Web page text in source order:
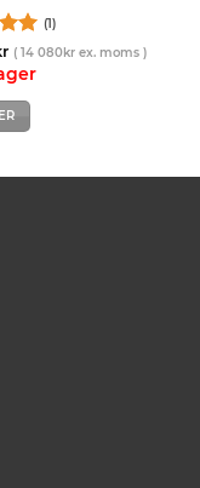
5
(1)
( 14 080krex. moms )